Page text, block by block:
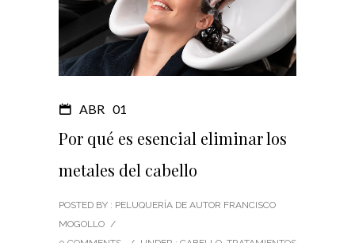
ABR 01
Por qué es esencial eliminar los
metales del cabello
POSTED BY : PELUQUERÍA DE AUTOR FRANCISCO
MOGOLLO /